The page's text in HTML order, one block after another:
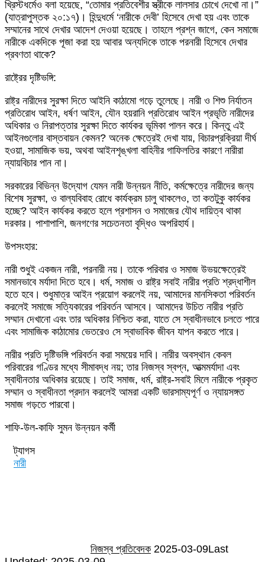
খ্রিস্টধর্মেও বলা হয়েছে, “তোমার প্রতিবেশীর স্ত্রীকে লালসার চোখে দেখো না।”
(যাত্রাপুস্তক ২০:১৭)। হিন্দুধর্মে ‘নারীকে দেবী’ হিসেবে দেখা হয় এবং তাকে
সম্মানের সাথে দেখার আদেশ দেওয়া হয়েছে। তাহলে প্রশ্ন জাগে, কেন সমাজে
নারীকে একদিকে পূজা করা হয় আবার অন্যদিকে তাকে পরনারী হিসেবে দেখার
প্রবণতা থাকে?
রাষ্ট্রের দৃষ্টিভঙ্গি:
রাষ্ট্র নারীদের সুরক্ষা দিতে আইনি কাঠামো গড়ে তুলেছে। নারী ও শিশু নির্যাতন
প্রতিরোধ আইন, ধর্ষণ আইন, যৌন হয়রানি প্রতিরোধ আইন প্রভৃতি নারীদের
অধিকার ও নিরাপত্তার সুরক্ষা দিতে কার্যকর ভূমিকা পালন করে। কিন্তু এই
আইনগুলোর বাস্তবায়ন কেমন? অনেক ক্ষেত্রেই দেখা যায়, বিচারপ্রক্রিয়া দীর্ঘ
হওয়া, সামাজিক ভয়, অথবা আইনশৃঙ্খলা বাহিনীর গাফিলতির কারণে নারীরা
ন্যায়বিচার পান না।
সরকারের বিভিন্ন উদ্যোগ যেমন নারী উন্নয়ন নীতি, কর্মক্ষেত্রে নারীদের জন্য
বিশেষ সুরক্ষা, ও বাল্যবিবাহ রোধে কার্যক্রম চালু থাকলেও, তা কতটুকু কার্যকর
হচ্ছে? আইন কার্যকর করতে হলে প্রশাসন ও সমাজের যৌথ দায়িত্ব থাকা
দরকার। পাশাপাশি, জনগণের সচেতনতা বৃদ্ধিও অপরিহার্য।
উপসংহার:
নারী শুধুই একজন নারী, পরনারী নয়। তাকে পরিবার ও সমাজ উভয়ক্ষেত্রেই
সমানভাবে মর্যাদা দিতে হবে। ধর্ম, সমাজ ও রাষ্ট্র সবাই নারীর প্রতি শ্রদ্ধাশীল
হতে হবে। শুধুমাত্র আইন প্রয়োগ করলেই নয়, আমাদের মানসিকতা পরিবর্তন
করলেই সমাজে সত্যিকারের পরিবর্তন আসবে। আমাদের উচিত নারীর প্রতি
সম্মান দেখানো এবং তার অধিকার নিশ্চিত করা, যাতে সে স্বাধীনভাবে চলতে পারে
এবং সামাজিক কাঠামোর ভেতরেও সে স্বাভাবিক জীবন যাপন করতে পারে।
নারীর প্রতি দৃষ্টিভঙ্গি পরিবর্তন করা সময়ের দাবি। নারীর অবস্থান কেবল
পরিবারের গণ্ডির মধ্যে সীমাবদ্ধ নয়; তার নিজস্ব স্বপ্ন, আত্মমর্যাদা এবং
স্বাধীনতার অধিকার রয়েছে। তাই সমাজ, ধর্ম, রাষ্ট্র-সবাই মিলে নারীকে প্রকৃত
সম্মান ও স্বাধীনতা প্রদান করলেই আমরা একটি ভারসাম্যপূর্ণ ও ন্যায়সঙ্গত
সমাজ গড়তে পারবো।
শাফি-উল-কাফি সুমন উন্নয়ন কর্মী
ট্যাগস
নারী
নিজস্ব প্রতিবেদক 2025-03-09Last